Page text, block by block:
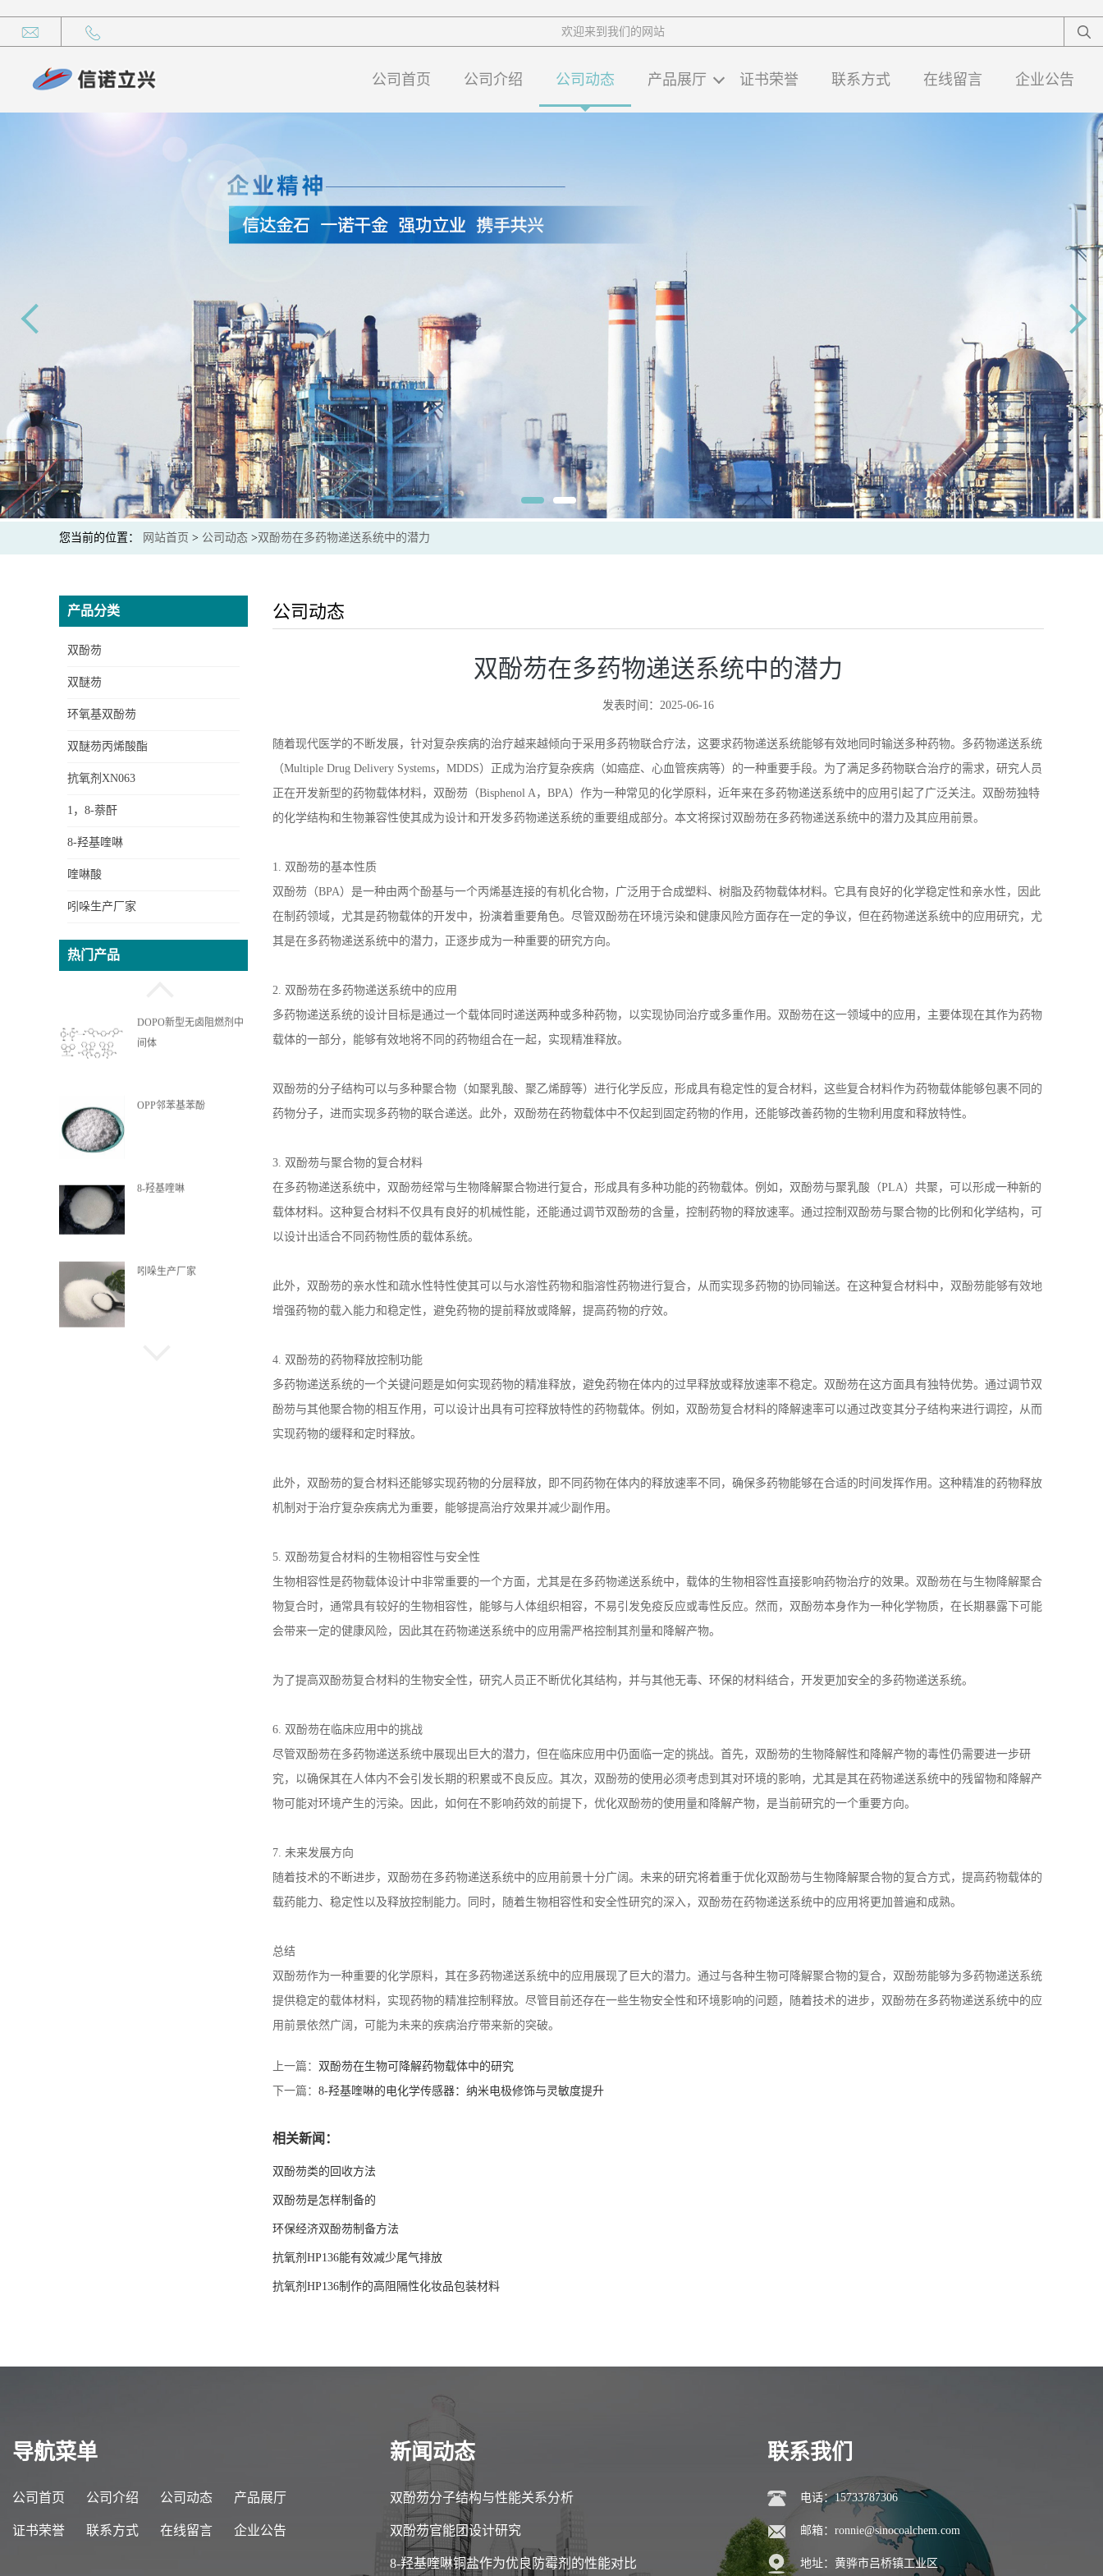
欢迎来到我们的网站
公司首页 公司介绍 公司动态 产品展厅 证书荣誉 联系方式 在线留言 企业公告
您当前的位置： 网站首页 > 公司动态 >双酚芴在多药物递送系统中的潜力
产品分类
双酚芴
双醚芴
环氧基双酚芴
双醚芴丙烯酸酯
抗氧剂XN063
1，8-萘酐
8-羟基喹啉
喹啉酸
吲哚生产厂家
热门产品
烯酸酯
间体
公司动态
双酚芴在多药物递送系统中的潜力
发表时间：2025-06-16
随着现代医学的不断发展，针对复杂疾病的治疗越来越倾向于采用多药物联合疗法，这要求药物递送系统能够有效地同时输送多种药物。多药物递送系统
（Multiple Drug Delivery Systems， MDDS）正成为治疗复杂疾病（如癌症、心血管疾病等）的一种重要手段。为了满足多药物联合治疗的需求，研究人员
正在开发新型的药物载体材料，双酚芴（Bisphenol A， BPA）作为一种常见的化学原料，近年来在多药物递送系统中的应用引起了广泛关注。双酚芴独特
的化学结构和生物兼容性使其成为设计和开发多药物递送系统的重要组成部分。本文将探讨双酚芴在多药物递送系统中的潜力及其应用前景。
1. 双酚芴的基本性质
双酚芴（BPA）是一种由两个酚基与一个丙烯基连接的有机化合物，广泛用于合成塑料、树脂及药物载体材料。它具有良好的化学稳定性和亲水性，因此
在制药领域，尤其是药物载体的开发中，扮演着重要角色。尽管双酚芴在环境污染和健康风险方面存在一定的争议，但在药物递送系统中的应用研究，尤
其是在多药物递送系统中的潜力，正逐步成为一种重要的研究方向。
2. 双酚芴在多药物递送系统中的应用
多药物递送系统的设计目标是通过一个载体同时递送两种或多种药物，以实现协同治疗或多重作用。双酚芴在这一领域中的应用，主要体现在其作为药物
载体的一部分，能够有效地将不同的药物组合在一起，实现精准释放。
双酚芴的分子结构可以与多种聚合物（如聚乳酸、聚乙烯醇等）进行化学反应，形成具有稳定性的复合材料，这些复合材料作为药物载体能够包裹不同的
药物分子，进而实现多药物的联合递送。此外，双酚芴在药物载体中不仅起到固定药物的作用，还能够改善药物的生物利用度和释放特性。
3. 双酚芴与聚合物的复合材料
在多药物递送系统中，双酚芴经常与生物降解聚合物进行复合，形成具有多种功能的药物载体。例如，双酚芴与聚乳酸（PLA）共聚，可以形成一种新的
载体材料。这种复合材料不仅具有良好的机械性能，还能通过调节双酚芴的含量，控制药物的释放速率。通过控制双酚芴与聚合物的比例和化学结构，可
以设计出适合不同药物性质的载体系统。
此外，双酚芴的亲水性和疏水性特性使其可以与水溶性药物和脂溶性药物进行复合，从而实现多药物的协同输送。在这种复合材料中，双酚芴能够有效地
增强药物的载入能力和稳定性，避免药物的提前释放或降解，提高药物的疗效。
4. 双酚芴的药物释放控制功能
多药物递送系统的一个关键问题是如何实现药物的精准释放，避免药物在体内的过早释放或释放速率不稳定。双酚芴在这方面具有独特优势。通过调节双
酚芴与其他聚合物的相互作用，可以设计出具有可控释放特性的药物载体。例如，双酚芴复合材料的降解速率可以通过改变其分子结构来进行调控，从而
实现药物的缓释和定时释放。
此外，双酚芴的复合材料还能够实现药物的分层释放，即不同药物在体内的释放速率不同，确保多药物能够在合适的时间发挥作用。这种精准的药物释放
机制对于治疗复杂疾病尤为重要，能够提高治疗效果并减少副作用。
5. 双酚芴复合材料的生物相容性与安全性
生物相容性是药物载体设计中非常重要的一个方面，尤其是在多药物递送系统中，载体的生物相容性直接影响药物治疗的效果。双酚芴在与生物降解聚合
物复合时，通常具有较好的生物相容性，能够与人体组织相容，不易引发免疫反应或毒性反应。然而，双酚芴本身作为一种化学物质，在长期暴露下可能
会带来一定的健康风险，因此其在药物递送系统中的应用需严格控制其剂量和降解产物。
为了提高双酚芴复合材料的生物安全性，研究人员正不断优化其结构，并与其他无毒、环保的材料结合，开发更加安全的多药物递送系统。
6. 双酚芴在临床应用中的挑战
尽管双酚芴在多药物递送系统中展现出巨大的潜力，但在临床应用中仍面临一定的挑战。首先，双酚芴的生物降解性和降解产物的毒性仍需要进一步研
究，以确保其在人体内不会引发长期的积累或不良反应。其次，双酚芴的使用必须考虑到其对环境的影响，尤其是其在药物递送系统中的残留物和降解产
物可能对环境产生的污染。因此，如何在不影响药效的前提下，优化双酚芴的使用量和降解产物，是当前研究的一个重要方向。
7. 未来发展方向
随着技术的不断进步，双酚芴在多药物递送系统中的应用前景十分广阔。未来的研究将着重于优化双酚芴与生物降解聚合物的复合方式，提高药物载体的
载药能力、稳定性以及释放控制能力。同时，随着生物相容性和安全性研究的深入，双酚芴在药物递送系统中的应用将更加普遍和成熟。
总结
双酚芴作为一种重要的化学原料，其在多药物递送系统中的应用展现了巨大的潜力。通过与各种生物可降解聚合物的复合，双酚芴能够为多药物递送系统
提供稳定的载体材料，实现药物的精准控制释放。尽管目前还存在一些生物安全性和环境影响的问题，随着技术的进步，双酚芴在多药物递送系统中的应
用前景依然广阔，可能为未来的疾病治疗带来新的突破。
上一篇： 双酚芴在生物可降解药物载体中的研究
下一篇： 8-羟基喹啉的电化学传感器：纳米电极修饰与灵敏度提升
相关新闻：
双酚芴类的回收方法
双酚芴是怎样制备的
环保经济双酚芴制备方法
抗氧剂HP136能有效减少尾气排放
抗氧剂HP136制作的高阻隔性化妆品包装材料
导航菜单
公司首页 公司介绍 公司动态 产品展厅
证书荣誉 联系方式 在线留言 企业公告
新闻动态
双酚芴分子结构与性能关系分析
双酚芴官能团设计研究
8-羟基喹啉铜盐作为优良防霉剂的性能对比
联系我们
电话：15733787306
邮箱： ronnie@sinocoalchem.com
地址：黄骅市吕桥镇工业区